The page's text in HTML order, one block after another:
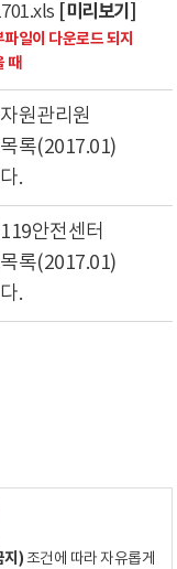
[미리보기]
파일이 다운로드 되지
때
원관리원
록(2017.01)
.
안전센터
록(2017.01)
.
지)조건에 따라 자유롭게